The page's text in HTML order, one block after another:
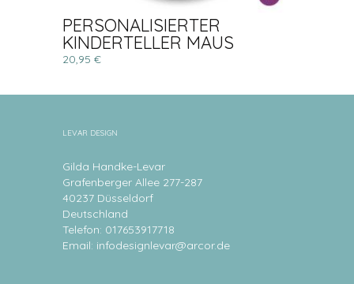
PERSONALISIERTER
KINDERTELLER MAUS
20,95 €
LEVAR DESIGN
Gilda Handke-Levar
Grafenberger Allee 277-287
40237 Düsseldorf
Deutschland
Telefon: 017653917718
Email: infodesignlevar@arcor.de